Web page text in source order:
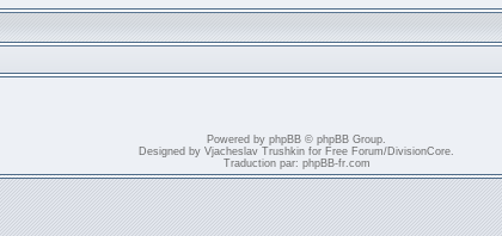
Powered by phpBB © phpBB Group.
Designed by Vjacheslav Trushkin for Free Forum/DivisionCore.
Traduction par: phpBB-fr.com